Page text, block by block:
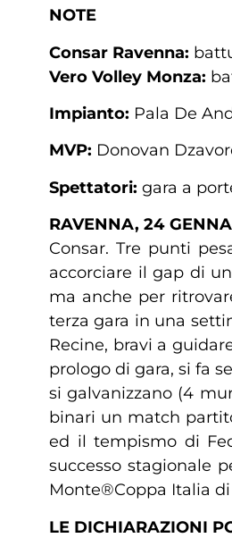
NOTE
Consar Ravenna:
Vero Volley Monza:
Impianto: Pala De
MVP: Donovan
Spettatori: gara a
RAVENNA, 24
Consar. Tre punti
accorciare il gap di
ma anche per
terza gara in una
Recine, bravi a
prologo di gara, si fa
si galvanizzano (4
binari un match
ed il tempismo di
successo stagionale
Monte®Coppa Italia
LE DICHIARAZIONI